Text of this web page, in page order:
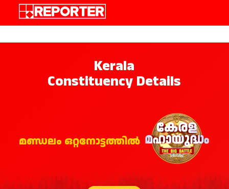
Kerala
Constituency Details
മണ്ഡലം ഒറ്റനോട്ടത്തിൽ